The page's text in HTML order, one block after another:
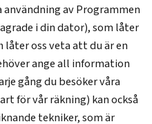
av Programmen
i din dator), som låter
låter oss veta att du är en
ange all information
gång du besöker våra
för vår räkning) kan också
tekniker, som är